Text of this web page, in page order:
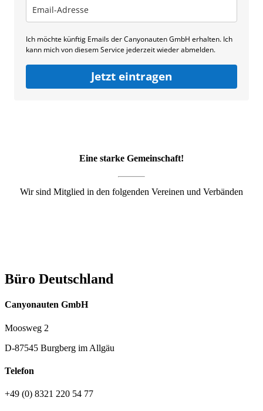
Ich möchte künftig Emails der Canyonauten GmbH erhalten. Ich
kann mich von diesem Service jederzeit wieder abmelden.
Jetzt eintragen
Eine starke Gemeinschaft!
Wir sind Mitglied in den folgenden Vereinen und Verbänden
Büro Deutschland
Canyonauten GmbH
Moosweg 2
D-87545 Burgberg im Allgäu
Telefon
+49 (0) 8321 220 54 77